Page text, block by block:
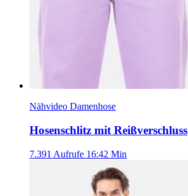
Nähvideo Damenhose
Hosenschlitz mit Reißverschluss
7.391 Aufrufe 16:42 Min